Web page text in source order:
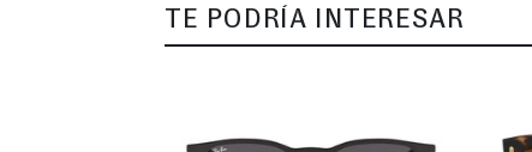
TE PODRÍA INTERESAR